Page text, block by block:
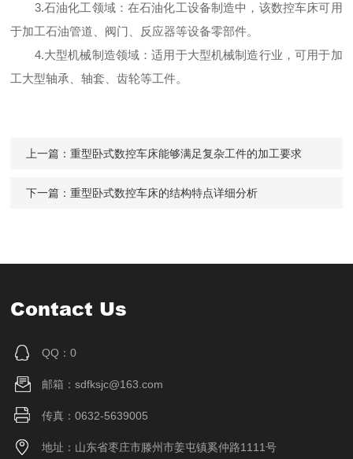
3.石油化工领域：在石油化工设备制造中，该数控车床可用
于加工石油管道、阀门、反应器等设备零部件。
4.大型机械制造领域：适用于大型机械制造行业，可用于加
工大型轴承、轴套、齿轮等工件。
上一篇：重型卧式数控车床能够满足复杂工件的加工要求
下一篇：重型卧式数控车床的结构特点详细分析
Contact Us
QQ：0
邮箱：sdfksjc@163.com
传真：0632-5639005
地址：山东省枣庄市滕州市姜屯镇奚仲路1111号